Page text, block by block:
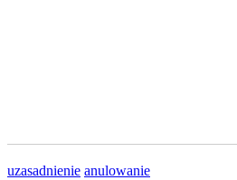
uzasadnienie anulowanie